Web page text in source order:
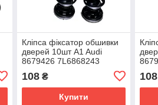
Кліпса фіксатор обшивки
дверей 10шт A1 Audi
8679426 7L6868243
108₴
Купити
108